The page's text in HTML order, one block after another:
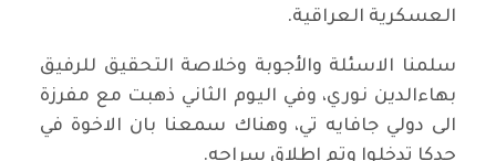
العسكرية العراقية.
سلمنا الاسئلة والأجوبة وخلاصة التحقيق للرفيق
بهاءالدين نوري، وفي اليوم الثاني ذهبت مع مفرزة
الى دولي جافايه تي، وهناك سمعنا بان الاخوة في
حدكا تدخلوا وتم إطلاق سراحه.